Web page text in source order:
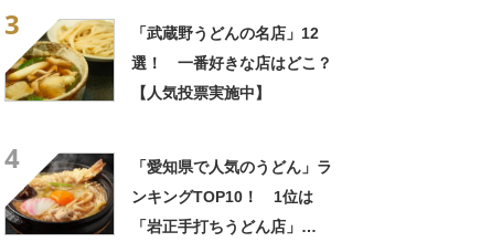
3
「武蔵野うどんの名店」12
選！ 一番好きな店はどこ？
【人気投票実施中】
4
「愛知県で人気のうどん」ラ
ンキングTOP10！ 1位は
「岩正手打ちうどん店」